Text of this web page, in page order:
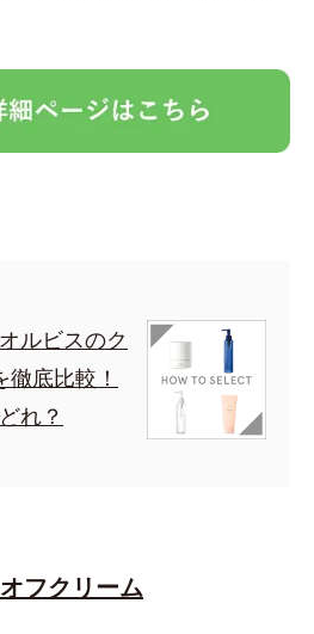
ルビスのク
底比較！
れ？
フクリーム